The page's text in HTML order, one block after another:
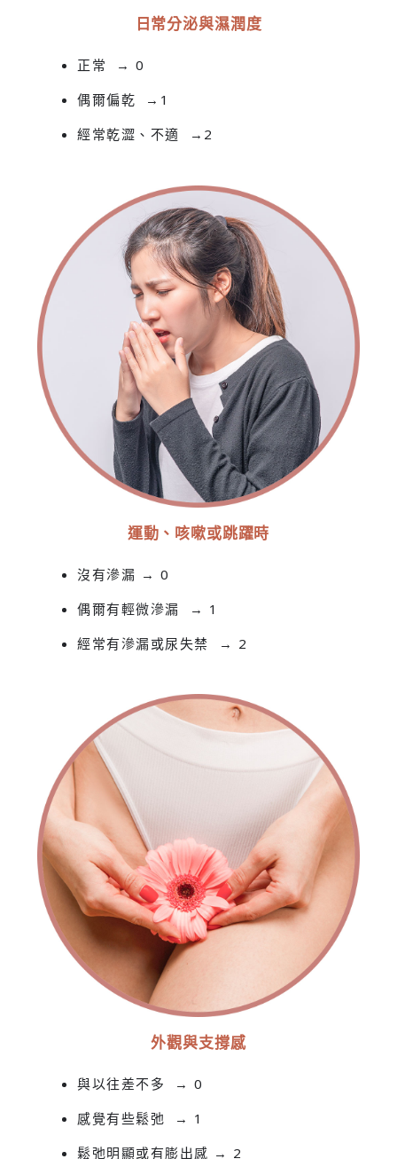
日常分泌與濕潤度
正常 → 0
偶爾偏乾 →1
經常乾澀、不適 →2
運動、咳嗽或跳躍時
沒有滲漏 → 0
偶爾有輕微滲漏 → 1
經常有滲漏或尿失禁 → 2
外觀與支撐感
與以往差不多 → 0
感覺有些鬆弛 → 1
鬆弛明顯或有膨出感 → 2